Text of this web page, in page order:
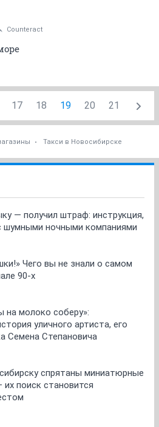
Counteract
17 18 19 20 21
Такси в Новосибирске
— получил штраф: инструкция,
шумными ночными компаниями
Чего вы не знали о самом
90-х
на молоко соберу»:
уличного артиста, его
Семена Степановича
спрятаны миниатюрные
поиск становится